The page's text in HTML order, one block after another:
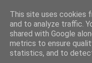
2015. 02. 03.
This site uses cookies
and to analyze traffic.
shared with Google
metrics to ensure
statistics, and to